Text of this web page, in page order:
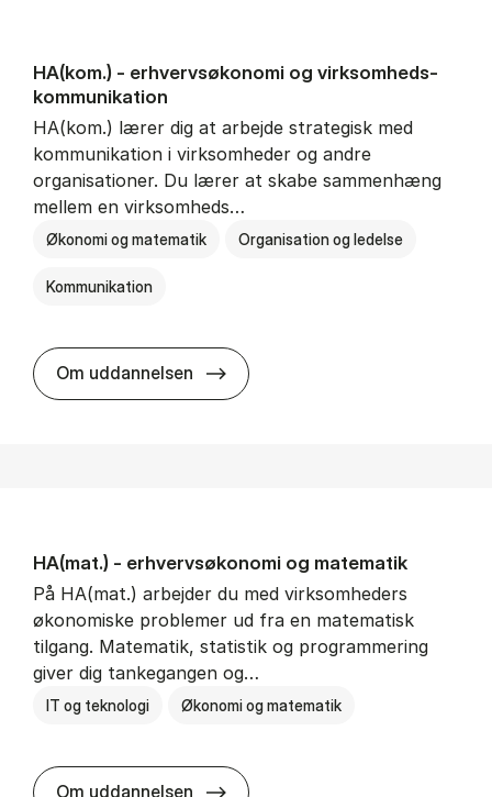
HA(kom.) - erhvervs­økonomi og virksomheds­
kommunikation
HA(kom.) lærer dig at arbejde strategisk med
kommunikation i virksomheder og andre
organisationer. Du lærer at skabe sammenhæng
mellem en virksomheds…
Økonomi og matematik Organisation og ledelse
Kommunikation
Om uddannelsen HA(kom.) - erhvervs­økonomi
HA(mat.) - erhvervs­økonomi og ma­te­ma­tik
På HA(mat.) arbejder du med virksomheders
økonomiske problemer ud fra en matematisk
tilgang. Matematik, statistik og programmering
giver dig tankegangen og…
IT og teknologi Økonomi og matematik
Om uddannelsen HA(mat.) - erhvervs­økonomi og